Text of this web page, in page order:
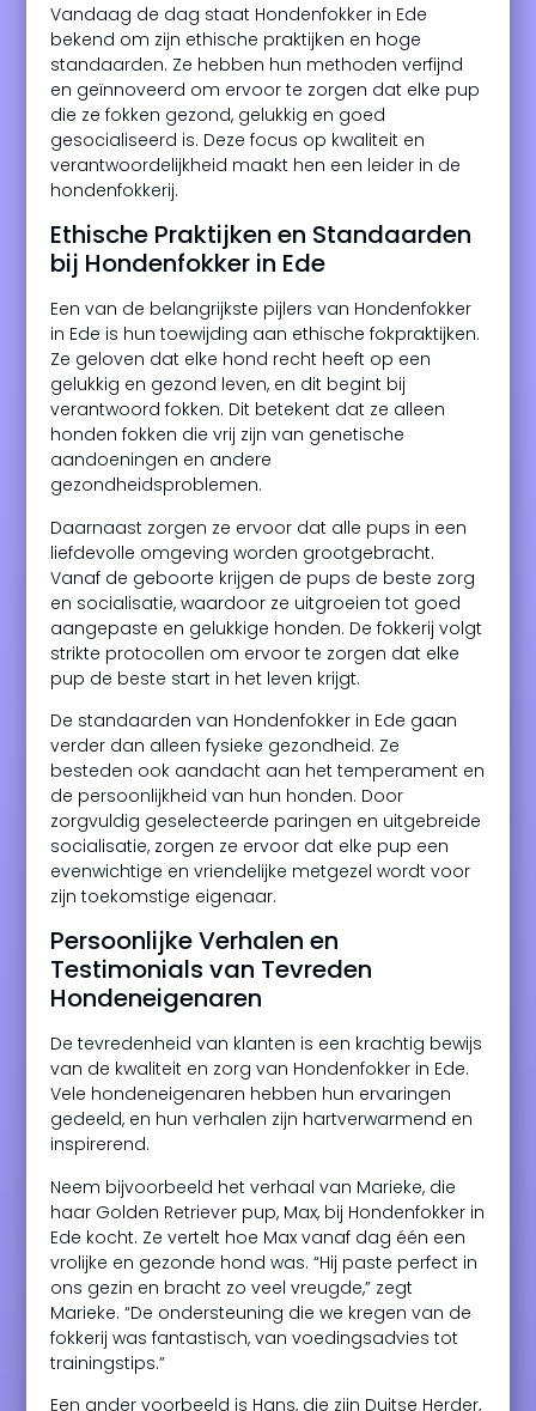
Vandaag de dag staat Hondenfokker in Ede
bekend om zijn ethische praktijken en hoge
standaarden. Ze hebben hun methoden verfijnd
en geïnnoveerd om ervoor te zorgen dat elke pup
die ze fokken gezond, gelukkig en goed
gesocialiseerd is. Deze focus op kwaliteit en
verantwoordelijkheid maakt hen een leider in de
hondenfokkerij.
Ethische Praktijken en Standaarden
bij Hondenfokker in Ede
Een van de belangrijkste pijlers van Hondenfokker
in Ede is hun toewijding aan ethische fokpraktijken.
Ze geloven dat elke hond recht heeft op een
gelukkig en gezond leven, en dit begint bij
verantwoord fokken. Dit betekent dat ze alleen
honden fokken die vrij zijn van genetische
aandoeningen en andere
gezondheidsproblemen.
Daarnaast zorgen ze ervoor dat alle pups in een
liefdevolle omgeving worden grootgebracht.
Vanaf de geboorte krijgen de pups de beste zorg
en socialisatie, waardoor ze uitgroeien tot goed
aangepaste en gelukkige honden. De fokkerij volgt
strikte protocollen om ervoor te zorgen dat elke
pup de beste start in het leven krijgt.
De standaarden van Hondenfokker in Ede gaan
verder dan alleen fysieke gezondheid. Ze
besteden ook aandacht aan het temperament en
de persoonlijkheid van hun honden. Door
zorgvuldig geselecteerde paringen en uitgebreide
socialisatie, zorgen ze ervoor dat elke pup een
evenwichtige en vriendelijke metgezel wordt voor
zijn toekomstige eigenaar.
Persoonlijke Verhalen en
Testimonials van Tevreden
Hondeneigenaren
De tevredenheid van klanten is een krachtig bewijs
van de kwaliteit en zorg van Hondenfokker in Ede.
Vele hondeneigenaren hebben hun ervaringen
gedeeld, en hun verhalen zijn hartverwarmend en
inspirerend.
Neem bijvoorbeeld het verhaal van Marieke, die
haar Golden Retriever pup, Max, bij Hondenfokker in
Ede kocht. Ze vertelt hoe Max vanaf dag één een
vrolijke en gezonde hond was. “Hij paste perfect in
ons gezin en bracht zo veel vreugde,” zegt
Marieke. “De ondersteuning die we kregen van de
fokkerij was fantastisch, van voedingsadvies tot
trainingstips.”
Een ander voorbeeld is Hans, die zijn Duitse Herder,